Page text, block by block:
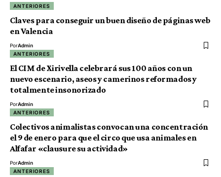
ANTERIORES
Claves para conseguir un buen diseño de páginas web
en Valencia
PorAdmin
ANTERIORES
El CIM de Xirivella celebrará sus 100 años con un
nuevo escenario, aseos y camerinos reformados y
totalmente insonorizado
PorAdmin
ANTERIORES
Colectivos animalistas convocan una concentración
el 9 de enero para que el circo que usa animales en
Alfafar «clausure su actividad»
PorAdmin
ANTERIORES